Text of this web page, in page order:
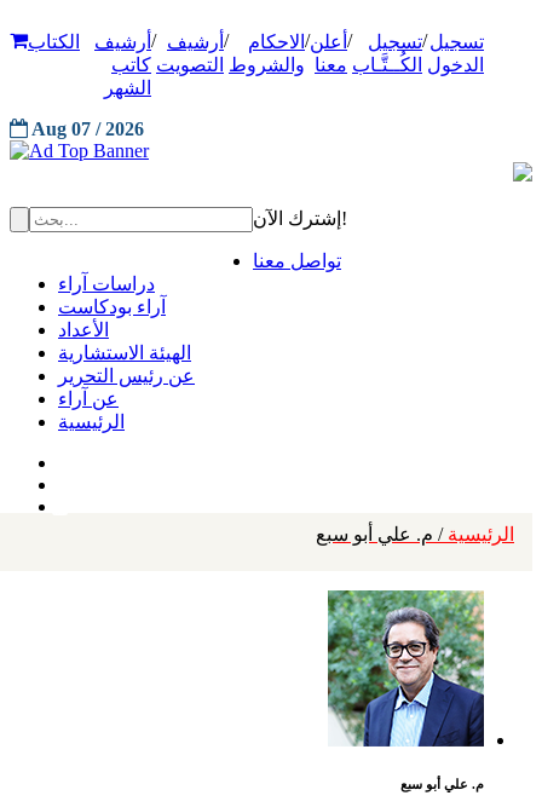
تسجيل
الدخول
/تسجيل
الكُــتَّـاب
/ أعلن
معنا
/ الاحكام
والشروط
/ أرشيف
التصويت
/ أرشيف
كاتب
الشهر
الكتاب
Aug 07 / 2026
إشترك الآن!
تواصل معنا
دراسات آراء
آراء بودكاست
الأعداد
الهيئة الاستشارية
عن رئيس التحرير
عن آراء
الرئيسية
الرئيسية / م. علي أبو سبع
م. علي أبو سبع